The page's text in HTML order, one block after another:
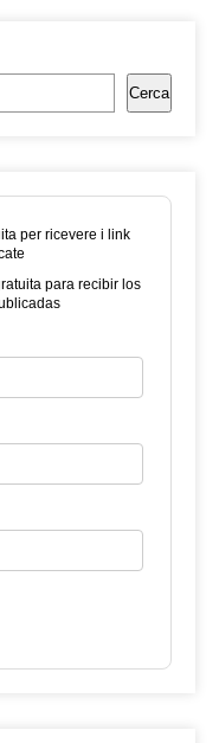
Cerca
per ricevere i link
para recibir los